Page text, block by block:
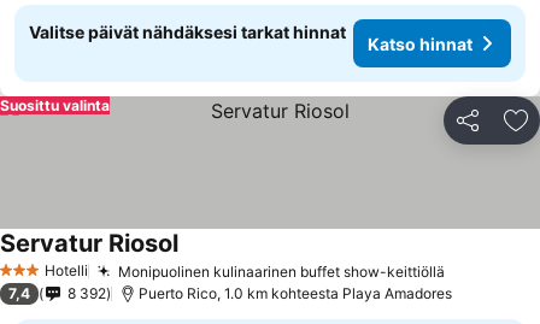
Valitse päivät nähdäksesi tarkat hinnat
Katso hinnat
Jaa
Suosittu valinta
3 Tähtiluokitus
Hotelli Monipuolinen kulinaarinen buffet show-keittiöllä
Servatur Riosol
7,4 8 392 Puerto Rico, 1.0 km kohteesta Playa Amadores